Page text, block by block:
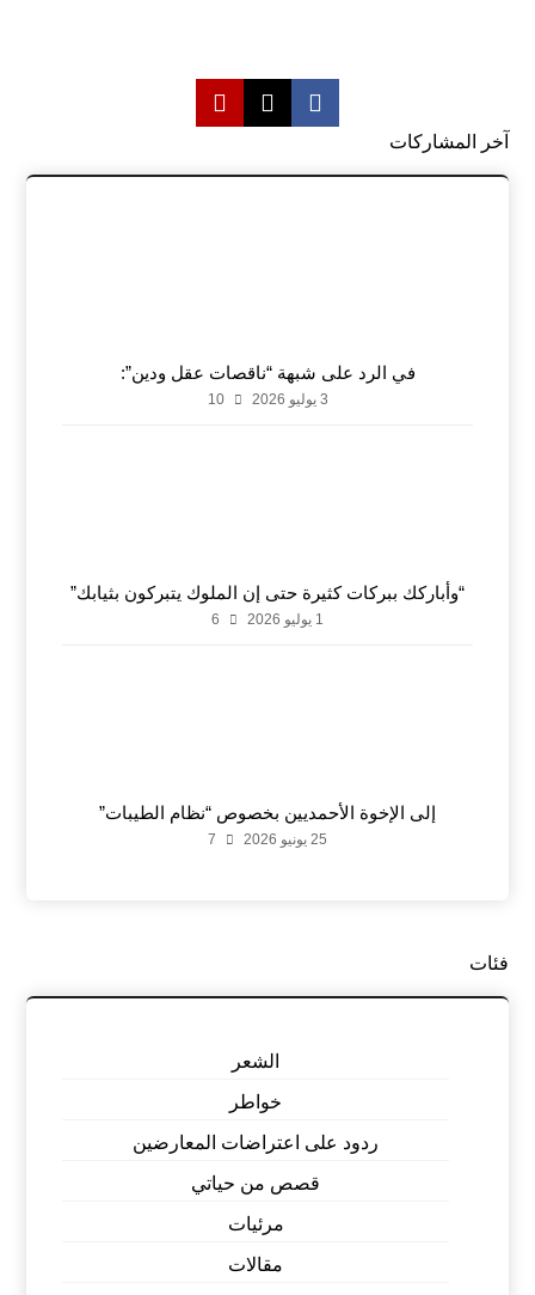
آخر المشاركات
في الرد على شبهة “ناقصات عقل ودين”:
3 يوليو 2026 10
“وأباركك ببركات كثيرة حتى إن الملوك يتبركون بثيابك”
1 يوليو 2026 6
إلى الإخوة الأحمديين بخصوص “نظام الطيبات”
25 يونيو 2026 7
فئات
الشعر
خواطر
ردود على اعتراضات المعارضين
قصص من حياتي
مرئيات
مقالات